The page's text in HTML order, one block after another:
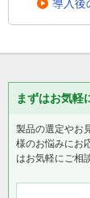
導入後
まずはお気軽
製品の選定やお
様のお悩みにお
はお気軽にご相